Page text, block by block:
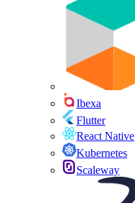
Ibexa
Flutter
React Native
Kubernetes
Scaleway